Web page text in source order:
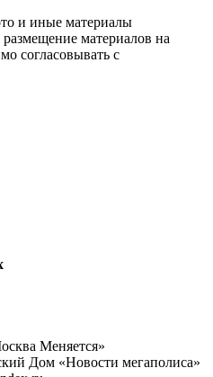
и иные материалы
материалов на
согласовывать с
Меняется»
Дом «Новости мегаполиса»